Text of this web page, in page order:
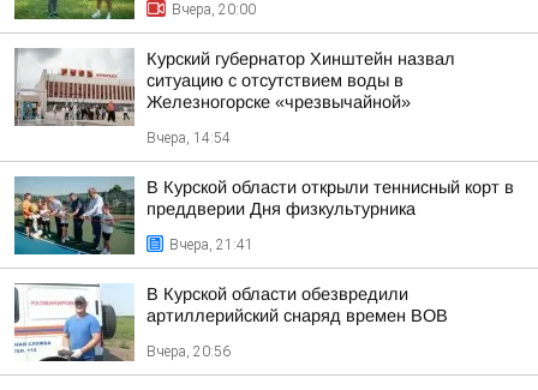
Вчера, 20:00
Курский губернатор Хинштейн назвал
ситуацию с отсутствием воды в
Железногорске «чрезвычайной»
Вчера, 14:54
В Курской области открыли теннисный корт в
преддверии Дня физкультурника
Вчера, 21:41
В Курской области обезвредили
артиллерийский снаряд времен ВОВ
Вчера, 20:56